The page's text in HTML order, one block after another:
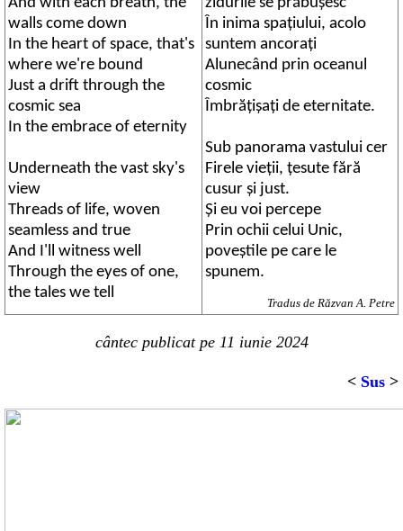
walls come down
In the heart of space, that's
where we're bound
Just a drift through the
cosmic sea
In the embrace of eternity
Underneath the vast sky's
view
Threads of life, woven
seamless and true
And I'll witness well
Through the eyes of one,
the tales we tell
În inima spaţiului, acolo
suntem ancoraţi
Alunecând prin oceanul
cosmic
Îmbrăţişaţi de eternitate.
Sub panorama vastului cer
Firele vieţii, ţesute fără
cusur şi just.
Şi eu voi percepe
Prin ochii celui Unic,
poveştile pe care le
spunem.
Tradus de Răzvan A. Petre
cântec publicat pe 11 iunie 2024
< Sus >